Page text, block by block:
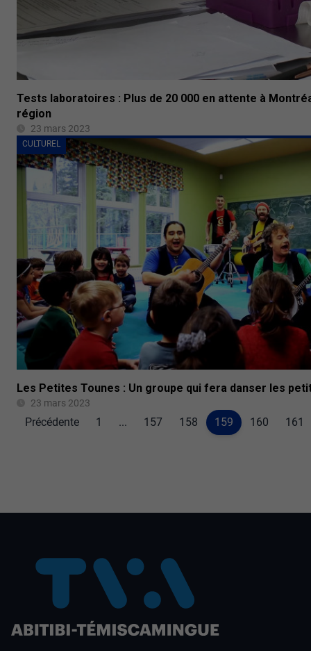
Tests laboratoires : Plus de 20 000 en attente à
région
23 mars 2023
CULTUREL
Les Petites Tounes : Un groupe qui fera danser les
23 mars 2023
Précédente 1 ... 157 158 159 160 161